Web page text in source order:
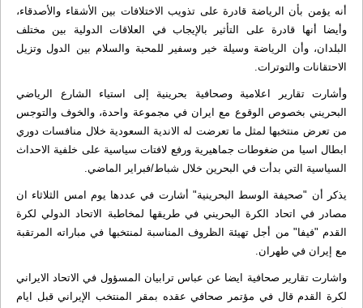
أنه يؤمن بأن الرياضة قادرة على تذويب الاختلافات بين الأشقاء والأصدقاء،
وأيضا أنها قادرة على التأثير بالإيجاب في العلاقات الدولية بين مختلف
البلدان، وأن الرياضة وسيلة خير وسفير للمحبة والسلام بين الدول وتزيل
الاحتقانات والتوترات.
وأشارت تقارير اعلامية وصحافية بحرينية إلى استياء الشارع الرياضي
البحريني بخصوص الوقوع مع ايران في مجموعة واحدة، والخوف والتوجس
من تعرض منتخبها لمثل ما تعرضت له الاندية السعودية خلال منافسات دوري
ابطال اسيا من ضغوطات جماهيرية ورفع لافتات سياسية على خلفية الاحداث
السياسية التي بدأت في البحرين خلال شباط/فبراير الماضي.
يذكر أن "صحيفة الوسط البحرينية" أشارت في عددها يوم امس الثلاثاء ان
مصادر في اتحاد الكرة البحريني في طريقها لمخاطبة الاتحاد الدولي لكرة
القدم "فيفا" من أجل تهيئة الظروف المناسبة لمنتخبها في مباراته المرتقبة
مع إيران في طهران.
واشارت تقارير صحافية ايضا عن عباس ترابيان المسؤول في الاتحاد الايراني
لكرة القدم قال في مؤتمر صحافي عقده بمقر المنتخب الإيراني قبل ايام